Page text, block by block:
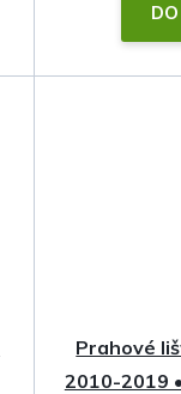
Prahové
2010-2019